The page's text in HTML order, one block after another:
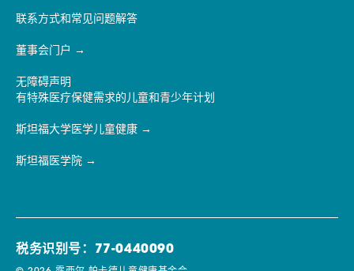
联系方式和常见问题解答
董事会门户
无障碍声明
有特殊医疗保健需求的儿童和青少年计划
斯坦福大学医学儿童健康
斯坦福医学院
税务识别号：77-0440090